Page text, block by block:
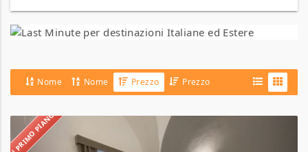
Nome Nome Prezzo Prezzo
IN PRIMO PIANO
Grazia